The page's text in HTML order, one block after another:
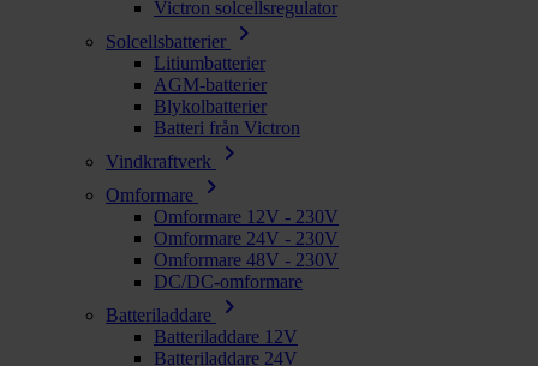
Victron solcellsregulator
Solcellsbatterier
chevron_right
Litiumbatterier
AGM-batterier
Blykolbatterier
Batteri från Victron
Vindkraftverk
chevron_right
Omformare chevron_right
Omformare 12V - 230V
Omformare 24V - 230V
Omformare 48V - 230V
DC/DC-omformare
Batteriladdare
chevron_right
Batteriladdare 12V
Batteriladdare 24V